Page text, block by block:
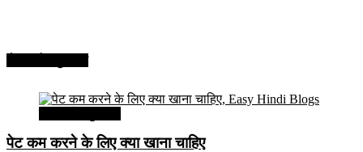
पेट कम करने के लिए क्या खाना चाहिए